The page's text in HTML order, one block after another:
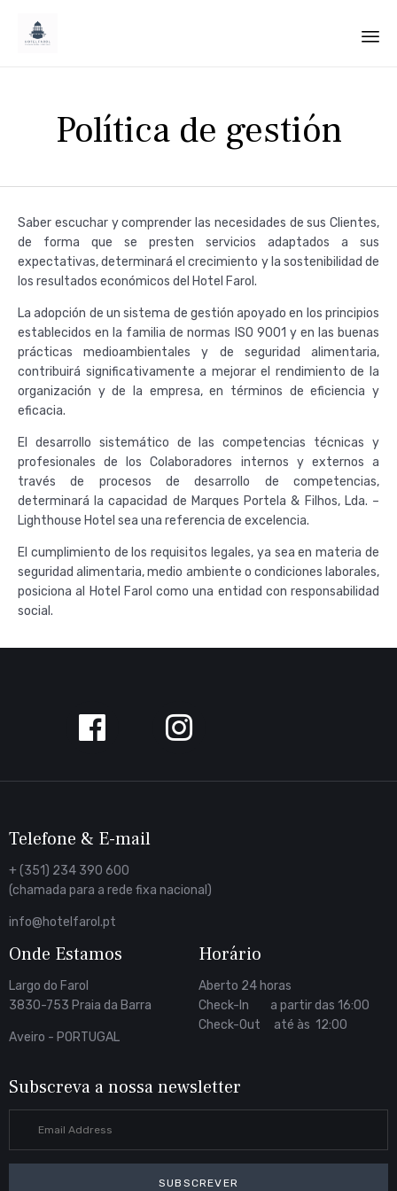
Política de gestión
Saber escuchar y comprender las necesidades de sus Clientes,
de forma que se presten servicios adaptados a sus
expectativas, determinará el crecimiento y la sostenibilidad de
los resultados económicos del Hotel Farol.
La adopción de un sistema de gestión apoyado en los principios
establecidos en la familia de normas ISO 9001 y en las buenas
prácticas medioambientales y de seguridad alimentaria,
contribuirá significativamente a mejorar el rendimiento de la
organización y de la empresa, en términos de eficiencia y
eficacia.
El desarrollo sistemático de las competencias técnicas y
profesionales de los Colaboradores internos y externos a
través de procesos de desarrollo de competencias,
determinará la capacidad de Marques Portela & Filhos, Lda. –
Lighthouse Hotel sea una referencia de excelencia.
El cumplimiento de los requisitos legales, ya sea en materia de
seguridad alimentaria, medio ambiente o condiciones laborales,
posiciona al Hotel Farol como una entidad con responsabilidad
social.
Telefone & E-mail
+ (351) 234 390 600
(chamada para a rede fixa nacional)
info@hotelfarol.pt
Onde Estamos
Largo do Farol
3830-753 Praia da Barra
Aveiro - PORTUGAL
Horário
Aberto 24 horas
Check-In a partir das 16:00
Check-Out até às 12:00
Subscreva a nossa newsletter
SUBSCREVER